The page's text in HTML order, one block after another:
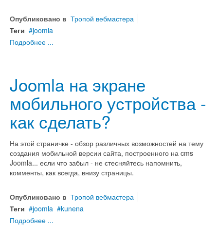
Опубликовано в Тропой вебмастера
Теги
joomla
Подробнее ...
Joomla на экране
мобильного устройства -
как сделать?
На этой страничке - обзор различных возможностей на тему
создания мобильной версии сайта, построенного на cms
Joomla... если что забыл - не стесняйтесь напомнить,
комменты, как всегда, внизу страницы.
Опубликовано в Тропой вебмастера
Теги
joomla
kunena
Подробнее ...